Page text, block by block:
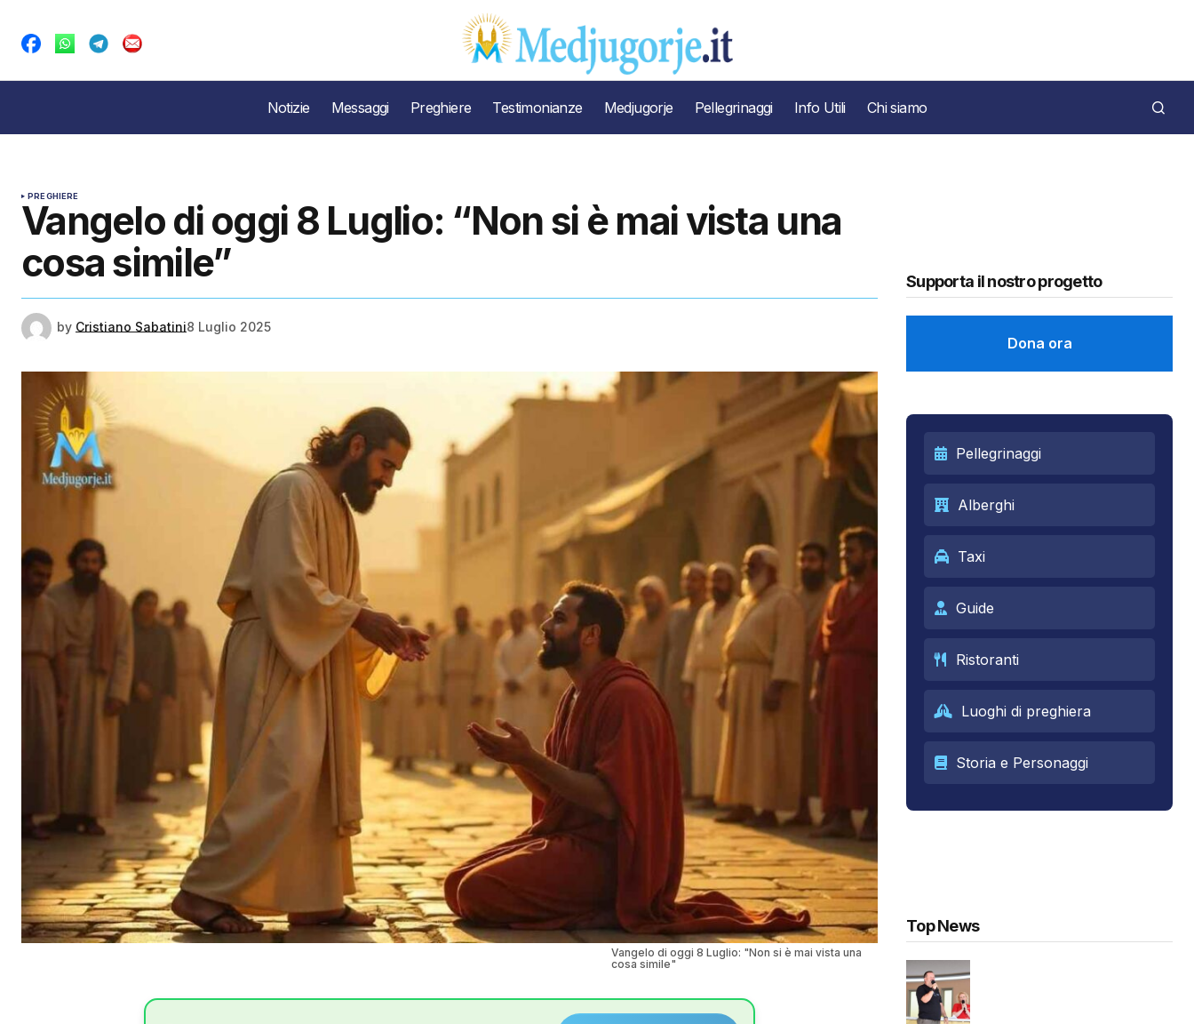
Notizie Messaggi Preghiere Testimonianze Medjugorje Pellegrinaggi Info Utili Chi siamo
PREGHIERE
Vangelo di oggi 8 Luglio: “Non si è mai vista una
cosa simile”
by Cristiano Sabatini8 Luglio 2025
Vangelo di oggi 8 Luglio: "Non si è mai vista una
cosa simile"
Supporta il nostro progetto
Dona ora
Pellegrinaggi
Alberghi
Taxi
Guide
Ristoranti
Luoghi di preghiera
Storia e Personaggi
Top News